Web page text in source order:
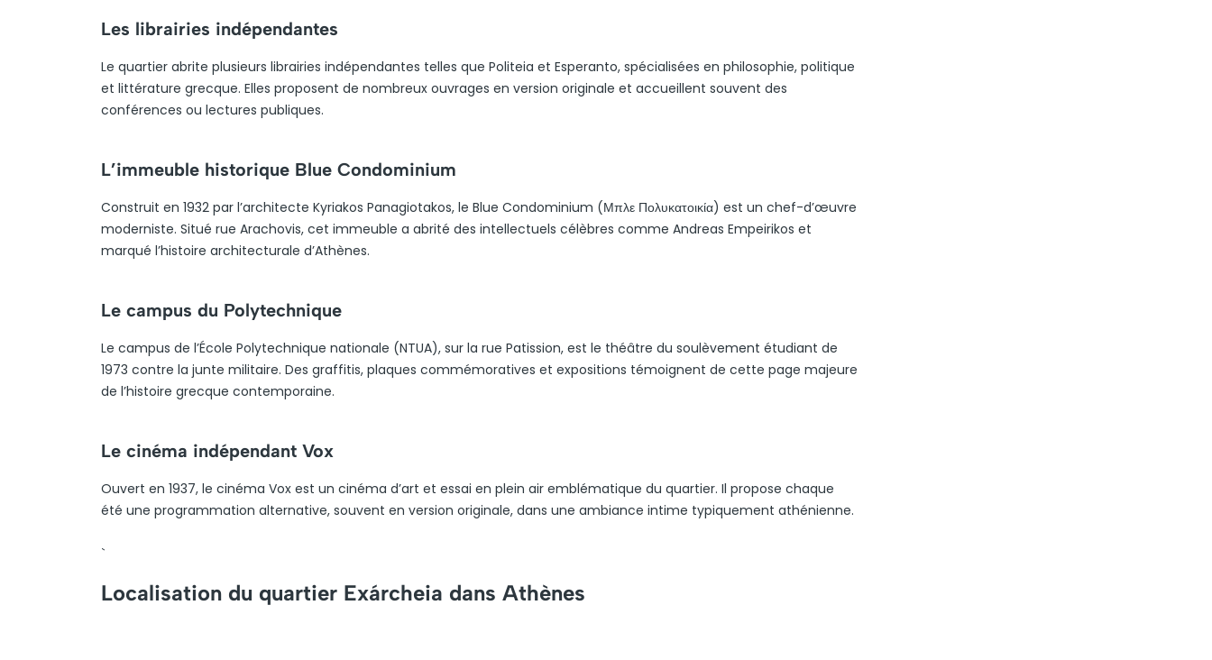
Les librairies indépendantes
Le quartier abrite plusieurs librairies indépendantes telles que Politeia et Esperanto, spécialisées en philosophie, politique
et littérature grecque. Elles proposent de nombreux ouvrages en version originale et accueillent souvent des
conférences ou lectures publiques.
L’immeuble historique Blue Condominium
Construit en 1932 par l’architecte Kyriakos Panagiotakos, le Blue Condominium (Μπλε Πολυκατοικία) est un chef-d’œuvre
moderniste. Situé rue Arachovis, cet immeuble a abrité des intellectuels célèbres comme Andreas Empeirikos et
marqué l’histoire architecturale d’Athènes.
Le campus du Polytechnique
Le campus de l’École Polytechnique nationale (NTUA), sur la rue Patission, est le théâtre du soulèvement étudiant de
1973 contre la junte militaire. Des graffitis, plaques commémoratives et expositions témoignent de cette page majeure
de l’histoire grecque contemporaine.
Le cinéma indépendant Vox
Ouvert en 1937, le cinéma Vox est un cinéma d’art et essai en plein air emblématique du quartier. Il propose chaque
été une programmation alternative, souvent en version originale, dans une ambiance intime typiquement athénienne.
`
Localisation du quartier Exárcheia dans Athènes